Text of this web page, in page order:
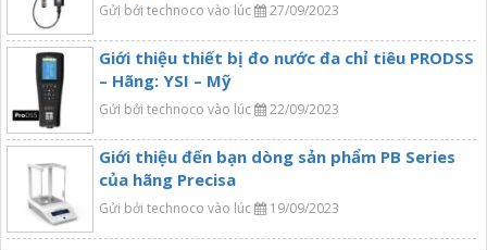
Gửi bởi technoco vào lúc 27/09/2023
Giới thiệu thiết bị đo nước đa chỉ tiêu PRODSS
– Hãng: YSI – Mỹ
Gửi bởi technoco vào lúc 22/09/2023
Giới thiệu đến bạn dòng sản phẩm PB Series
của hãng Precisa
Gửi bởi technoco vào lúc 19/09/2023